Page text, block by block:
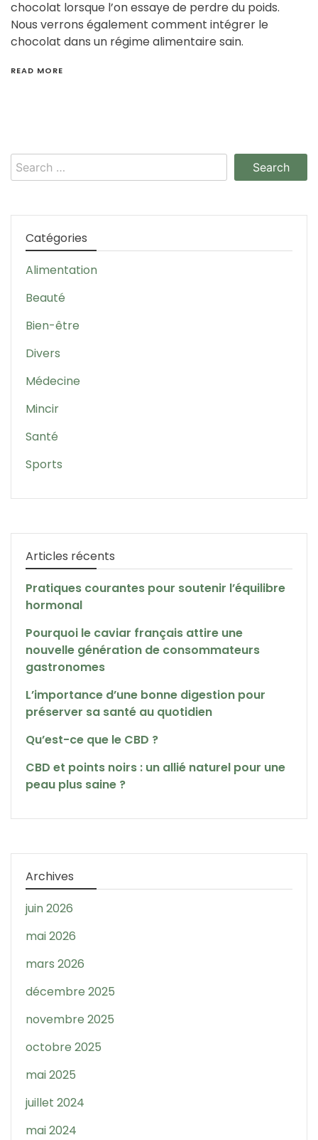
chocolat lorsque l’on essaye de perdre du poids.
Nous verrons également comment intégrer le
chocolat dans un régime alimentaire sain.
READ MORE
Search
for:
Catégories
Alimentation
Beauté
Bien-être
Divers
Médecine
Mincir
Santé
Sports
Articles récents
Pratiques courantes pour soutenir l’équilibre
hormonal
Pourquoi le caviar français attire une
nouvelle génération de consommateurs
gastronomes
L’importance d’une bonne digestion pour
préserver sa santé au quotidien
Qu’est-ce que le CBD ?
CBD et points noirs : un allié naturel pour une
peau plus saine ?
Archives
juin 2026
mai 2026
mars 2026
décembre 2025
novembre 2025
octobre 2025
mai 2025
juillet 2024
mai 2024